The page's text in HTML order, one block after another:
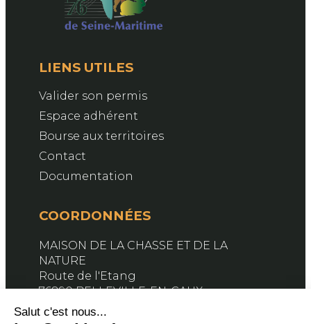
LIENS UTILES
Valider son permis
Espace adhérent
Bourse aux territoires
Contact
Documentation
COORDONNÉES
MAISON DE LA CHASSE ET DE LA
NATURE
Route de l'Etang
76890 BELLEVILLE-EN-CAUX
Contactez-nous